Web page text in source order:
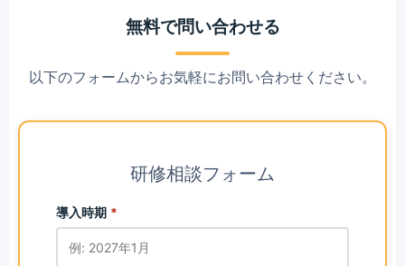
無料で問い合わせる
以下のフォームからお気軽にお問い合わせください。
研修相談フォーム
導入時期 *